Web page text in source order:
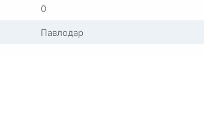
0
Павлодар